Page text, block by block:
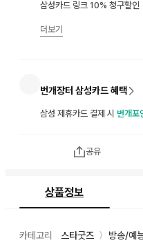
삼성카드 링크 10% 청구할인
더보기
번개장터 삼성카드 혜택
삼성 제휴카드 결제 시 번개
공유
상품정보
카테고리 스타굿즈 〉 방송/예